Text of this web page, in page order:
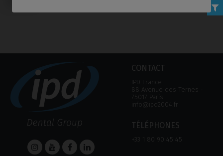
CONTACT
IPD France
88 Avenue des Ternes ‑
75017 Paris
info@ipd2004.fr
TÉLÉPHONES
+33 1 80 90 45 45